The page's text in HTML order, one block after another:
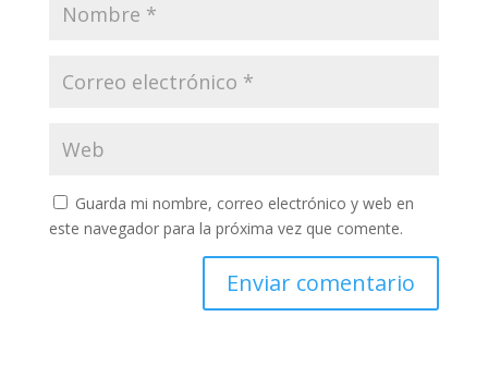
Guarda mi nombre, correo electrónico y web en
este navegador para la próxima vez que comente.